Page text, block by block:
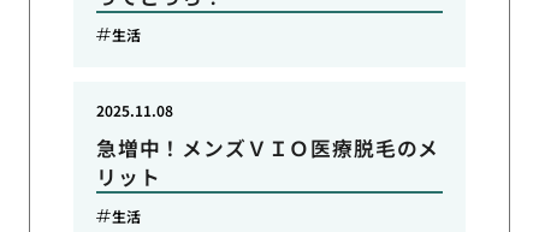
生活
急増中！メンズＶＩＯ医療脱毛のメ
リット
2025.11.08
生活